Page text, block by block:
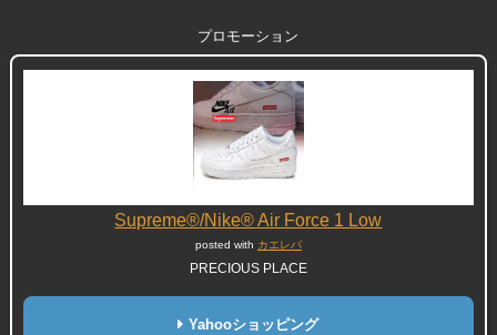
プロモーション
Supreme®/Nike® Air Force 1 Low
posted with カエレバ
PRECIOUS PLACE
Yahooショッピング